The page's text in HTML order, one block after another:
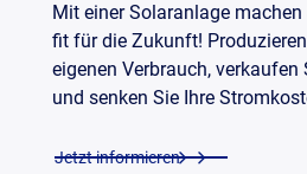
Mit einer Solaranlage
fit für die Zukunft!
eigenen Verbrauch, verkaufen
und senken Sie Ihre
Jetzt informieren